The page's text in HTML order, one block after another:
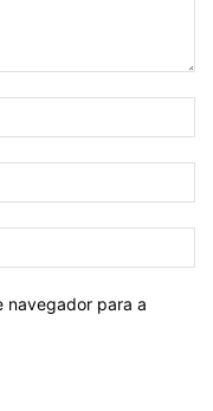
navegador para a